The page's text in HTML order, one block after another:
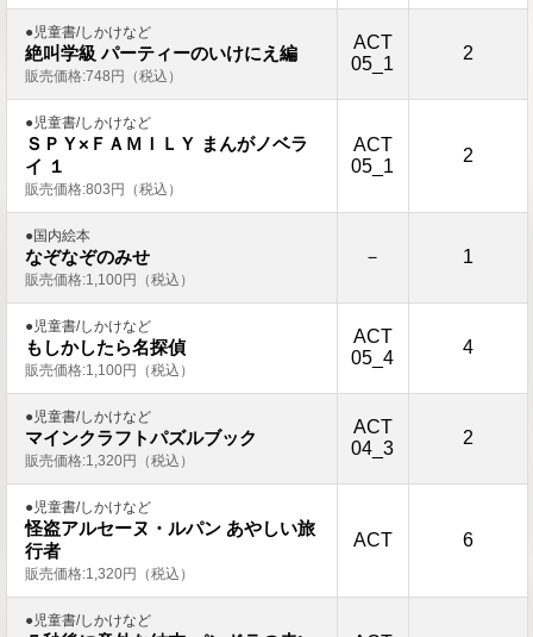
●児童書/しかけなど
絶叫学級 パーティーのいけにえ編
販売価格:748円（税込）
ACT
05_1
2
●児童書/しかけなど
ＳＰＹ×ＦＡＭＩＬＹ まんがノベラ
イ １
販売価格:803円（税込）
ACT
05_1
2
●国内絵本
なぞなぞのみせ
販売価格:1,100円（税込）
－ 1
●児童書/しかけなど
もしかしたら名探偵
販売価格:1,100円（税込）
ACT
05_4
4
●児童書/しかけなど
マインクラフトパズルブック
販売価格:1,320円（税込）
ACT
04_3
2
●児童書/しかけなど
怪盗アルセーヌ・ルパン あやしい旅
行者
販売価格:1,320円（税込）
ACT 6
●児童書/しかけなど